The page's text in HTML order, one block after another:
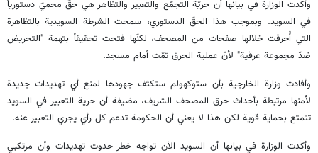
وأكدت الوزارة في بيانها أن حريّة التجمّع والتعبير والتظاهر هي حقّ محميّ دستورياً
في السويد. وبموجب هذا الحقّ الدستوري، سمحت الشرطة السويدية بالتظاهرة
التي أُحرقت خلالها صفحات من المصحف، لكنّها فتحت تحقيقاً بتهمة "التحريض
ضدّ مجموعة عرقية" لأنّ عملية الحرق تمّت أمام مسجد.
وأفادت وزارة الخارجية بأن ستوكهولم ستكثف جهودها لمنع أي تهديدات جديدة
لأمنها مرتبطة بأحداث حرق المصحف الشريف، مضيفة أن حرية التعبير في السويد
تتمتع بحماية قوية لكن هذا لا يعني أن الحكومة تدعم كل رأي يجري التعبير عنه.
وأكدت الوزارة في بيانها أن السويد الآن تواجه خطر حدوث تهديدات وأن مرتكبي